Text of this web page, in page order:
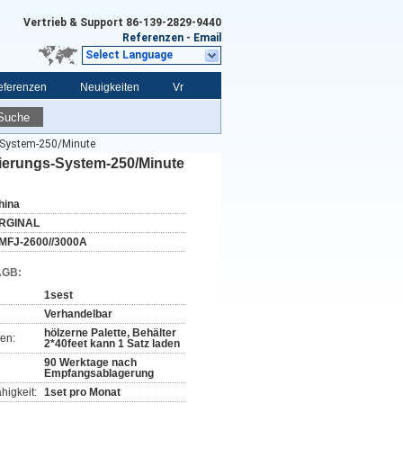
Vertrieb & Support 86-139-2829-9440
Referenzen - Email
Select Language
Neuigkeiten Vr
250/Minute
System-250/Minute
2600//3000A
1sest
Verhandelbar
hölzerne Palette, Behälter
2*40feet kann 1 Satz laden
90 Werktage nach
Empfangsablagerung
1set pro Monat